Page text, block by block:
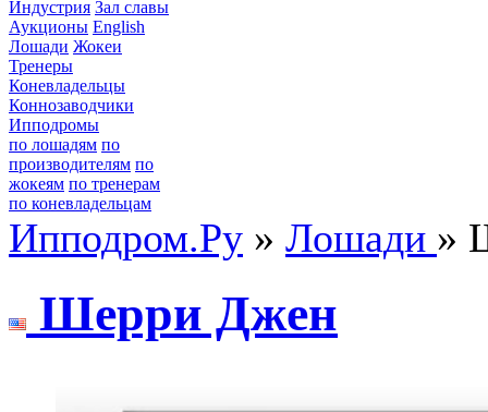
Индустрия Зал славы
Аукционы English
Лошади Жокеи
Тренеры
Коневладельцы
Коннозаводчики
Ипподромы
по лошадям по
производителям по
жокеям по тренерам
по коневладельцам
Ипподром.Ру » Лошади »
Шeрри Джeн